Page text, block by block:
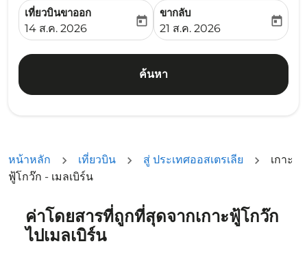
เที่ยวบินขาออก
fc-booking-departure-date-aria-label
14 ส.ค. 2026
today
ขากลับ
fc-booking-return-date-
21 ส.ค. 2026
today
ค้นหา
หน้าหลัก เที่ยวบิน สู่ ประเทศออสเตรเลีย
เกาะ
ฟู้โกว๊ก - เมลเบิร์น
ค่าโดยสารที่ถูกที่สุดจากเกาะฟู้โกว๊ก
ไปเมลเบิร์น
ลองอัปเดตเส้นทางของคุณ (ต้นทางและ/หรือปลายทาง) หรื